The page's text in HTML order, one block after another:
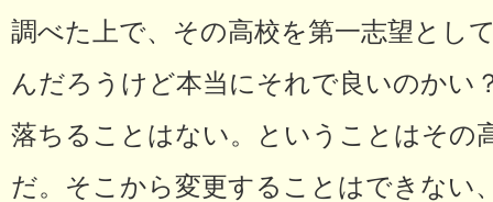
調べた上で、その高校を第一志望とし
んだろうけど本当にそれで良いのか
落ちることはない。ということはその
だ。そこから変更することはできない